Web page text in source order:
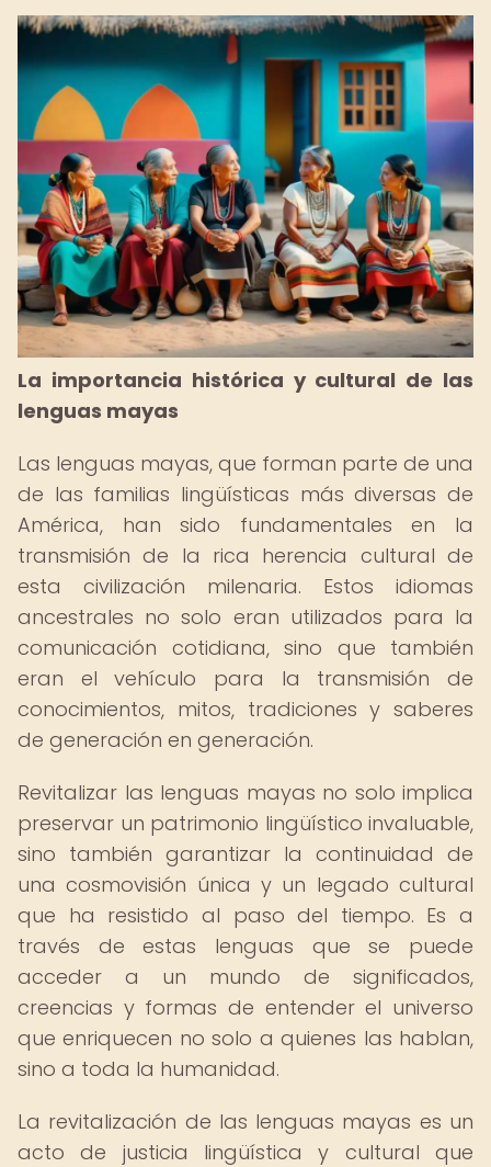
La importancia histórica y cultural de las
lenguas mayas
Las lenguas mayas, que forman parte de una
de las familias lingüísticas más diversas de
América, han sido fundamentales en la
transmisión de la rica herencia cultural de
esta civilización milenaria. Estos idiomas
ancestrales no solo eran utilizados para la
comunicación cotidiana, sino que también
eran el vehículo para la transmisión de
conocimientos, mitos, tradiciones y saberes
de generación en generación.
Revitalizar las lenguas mayas no solo implica
preservar un patrimonio lingüístico invaluable,
sino también garantizar la continuidad de
una cosmovisión única y un legado cultural
que ha resistido al paso del tiempo. Es a
través de estas lenguas que se puede
acceder a un mundo de significados,
creencias y formas de entender el universo
que enriquecen no solo a quienes las hablan,
sino a toda la humanidad.
La revitalización de las lenguas mayas es un
acto de justicia lingüística y cultural que